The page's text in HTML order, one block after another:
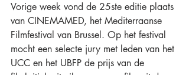
Vorige week vond de 25ste editie plaats
van CINEMAMED, het Mediterraanse
Filmfestival van Brussel. Op het festival
mocht een selecte jury met leden van het
UCC en het UBFP de prijs van de